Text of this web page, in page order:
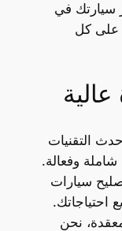
سيارتك في
على كل
التقنيات
وفعالة.
سيارات
احتياجاتك.
نحن